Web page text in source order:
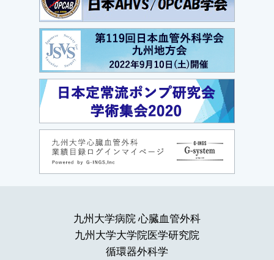
九州大学病院 心臓血管外科
九州大学大学院医学研究院
循環器外科学